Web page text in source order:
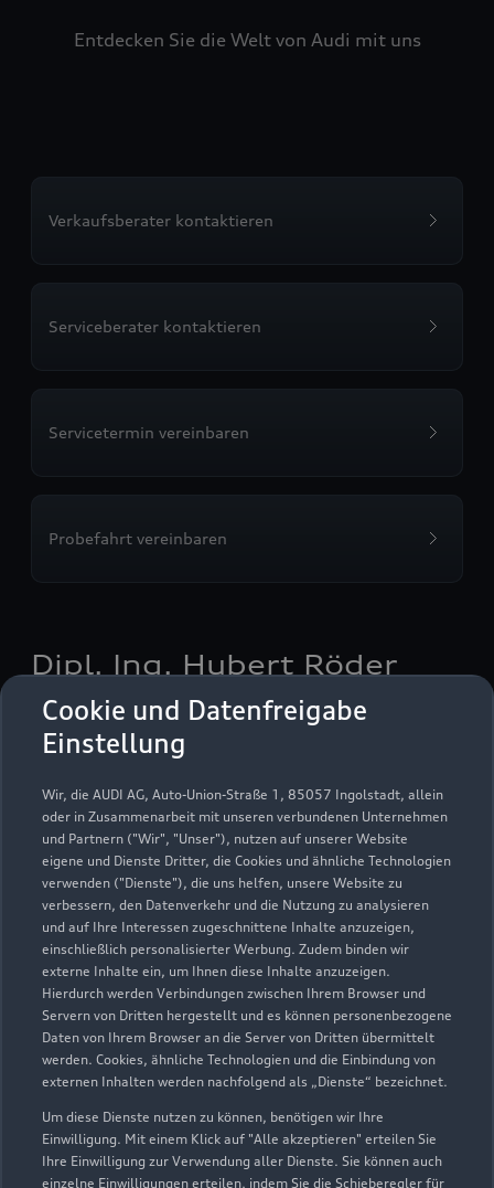
Cookie und Datenfreigabe
Einstellung
Wir, die AUDI AG, Auto-Union-Straße 1, 85057 Ingolstadt, allein
oder in Zusammenarbeit mit unseren verbundenen Unternehmen
und Partnern ("Wir", "Unser"), nutzen auf unserer Website
eigene und Dienste Dritter, die Cookies und ähnliche Technologien
verwenden ("Dienste"), die uns helfen, unsere Website zu
verbessern, den Datenverkehr und die Nutzung zu analysieren
und auf Ihre Interessen zugeschnittene Inhalte anzuzeigen,
einschließlich personalisierter Werbung. Zudem binden wir
externe Inhalte ein, um Ihnen diese Inhalte anzuzeigen.
Hierdurch werden Verbindungen zwischen Ihrem Browser und
Servern von Dritten hergestellt und es können personenbezogene
Daten von Ihrem Browser an die Server von Dritten übermittelt
werden. Cookies, ähnliche Technologien und die Einbindung von
externen Inhalten werden nachfolgend als „Dienste“ bezeichnet.
Um diese Dienste nutzen zu können, benötigen wir Ihre
Einwilligung. Mit einem Klick auf "Alle akzeptieren" erteilen Sie
Ihre Einwilligung zur Verwendung aller Dienste. Sie können auch
einzelne Einwilligungen erteilen, indem Sie die Schieberegler für
Entdecken Sie die Welt von Audi mit uns
Verkaufsberater kontaktieren
Serviceberater kontaktieren
Servicetermin vereinbaren
Probefahrt vereinbaren
Dipl. Ing. Hubert Röder
GmbH & Co.KG
Autoverkauf
Servicepartner
Watereckstraße 5
47178 Duisburg